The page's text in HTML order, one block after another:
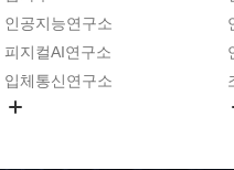
인공지능연구소
피지컬AI연구소
입체통신연구소